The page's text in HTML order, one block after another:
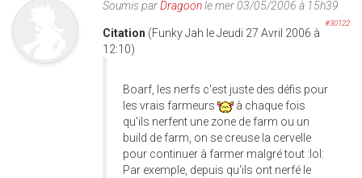
Soumis parDragoonle mer 03/05/2006 à 15h39
#30122
Citation (Funky Jah le Jeudi 27 Avril 2006 à
12:10)
Boarf, les nerfs c'est juste des défis pour
les vrais farmeurs
à chaque fois
qu'ils nerfent une zone de farm ou un
build de farm, on se creuse la cervelle
pour continuer à farmer malgré tout :lol:
Par exemple, depuis qu'ils ont nerfé le